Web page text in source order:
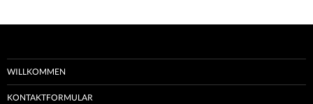
WILLKOMMEN
KONTAKTFORMULAR